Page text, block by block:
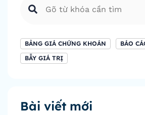
BẢNG GIÁ CHỨNG KHOÁN
BÁO
BẪY GIÁ TRỊ
Bài viết mới